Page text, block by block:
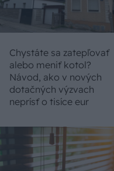
Chystáte sa zatepľovať
alebo meniť kotol?
Návod, ako v nových
dotačných výzvach
neprísť o tisíce eur